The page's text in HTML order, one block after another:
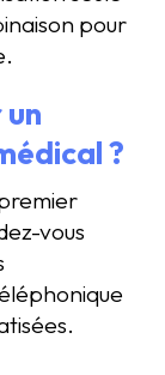
pour
?
vous